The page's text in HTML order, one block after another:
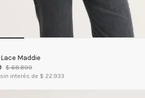
Maddie
$ 68.800
interés de $ 22.933